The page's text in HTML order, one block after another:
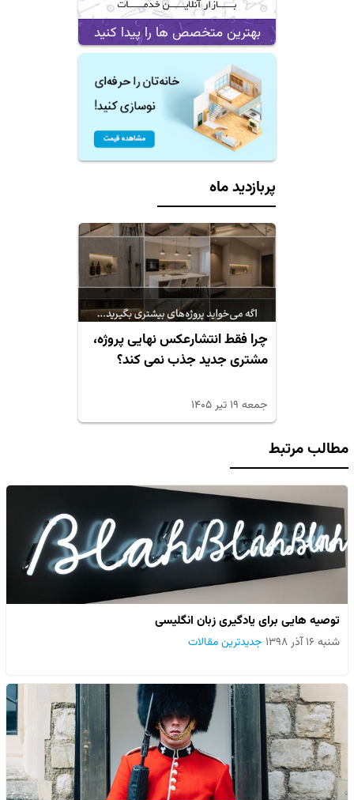
بهترین متخصص ها را پیدا کنید
پربازدید ماه
چرا فقط انتشارعکس نهایی پروژه،
مشتری جدید جذب نمی کند؟
جمعه ۱۹ تیر ۱۴۰۵
مطالب مرتبط
توصیه هایی برای یادگیری زبان انگلیسی
شنبه ۱۶ آذر ۱۳۹۸ جدیدترین مقالات